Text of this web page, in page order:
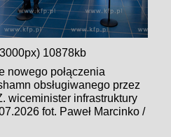
10878kb
nowego połączenia
obsługiwanego przez
wiceminister infrastruktury
fot. Paweł Marcinko /